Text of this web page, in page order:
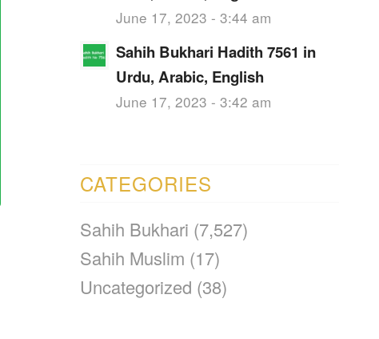
June 17, 2023 - 3:44 am
Sahih Bukhari Hadith 7561 in
Urdu, Arabic, English
June 17, 2023 - 3:42 am
CATEGORIES
Sahih Bukhari (7,527)
Sahih Muslim (17)
Uncategorized (38)